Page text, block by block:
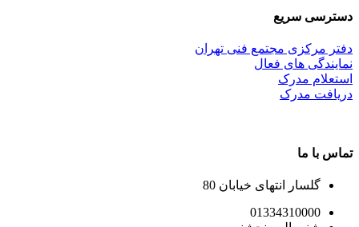
دسترسی سریع
دفتر مرکزی مجتمع فنی تهران
نمایندگی های فعال
استعلام مدرک
دریافت مدرک
تماس با ما
گلسار انتهای خیابان 80
01334310000